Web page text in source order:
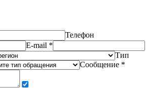
Телефон
E-mail *
Тип
Сообщение *